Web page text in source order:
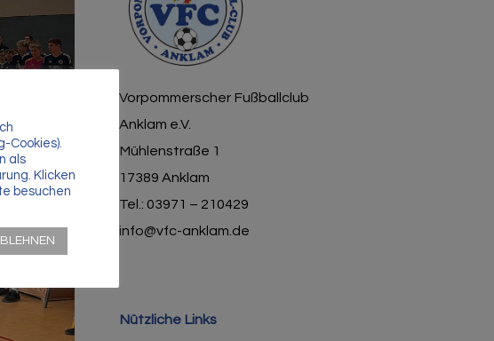
Vorpommerscher Fußballclub
Anklam e.V.
Mühlenstraße 1
17389 Anklam
Tel.: 03971 – 210429
info@vfc-anklam.de
Nützliche Links
Cookies).
als
Klicken
besuchen